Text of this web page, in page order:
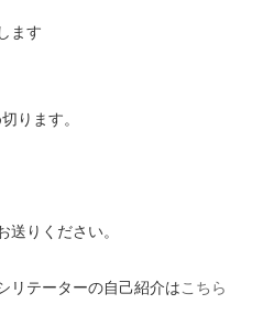
ます
ます。
送りください。
リテーターの自己紹介は こちら